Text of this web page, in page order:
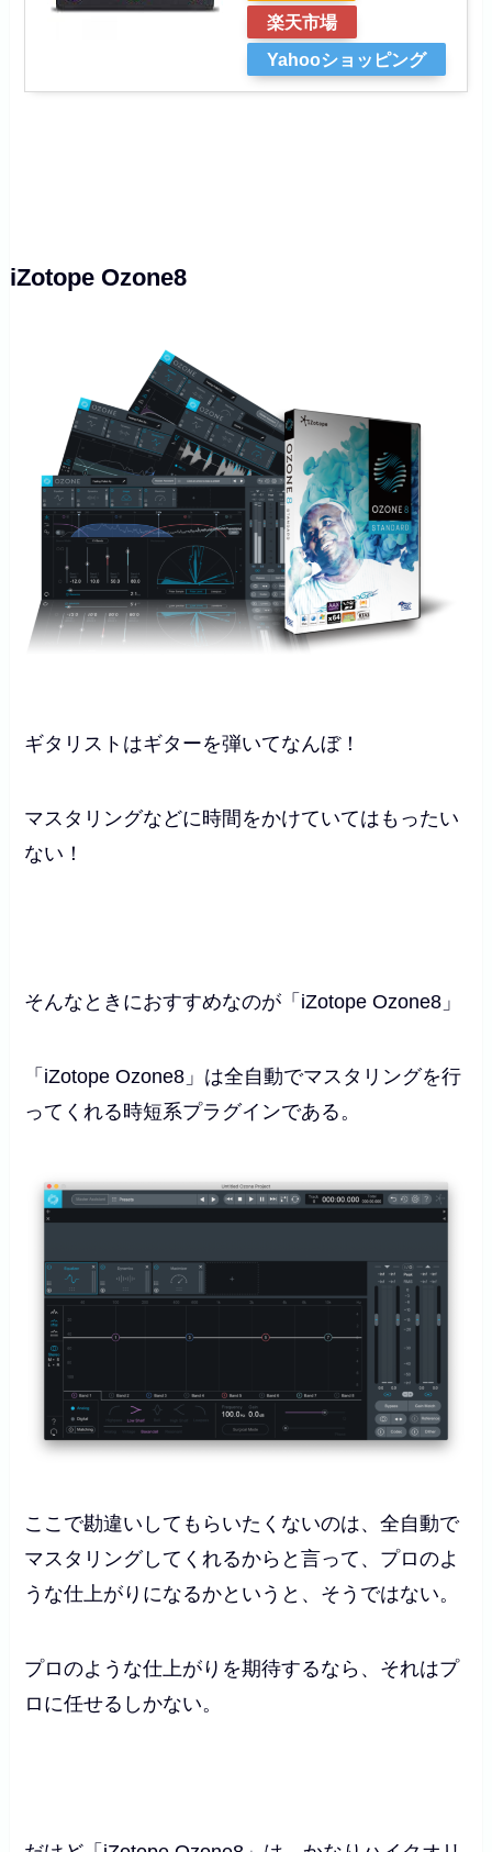
楽天市場
Yahooショッピング
iZotope Ozone8
ギタリストはギターを弾いてなんぼ！
マスタリングなどに時間をかけていてはもったい
ない！
そんなときにおすすめなのが「 iZotope Ozone8」
「 iZotope Ozone8」 は全自動でマスタリングを行
ってくれる時短系プラグインである。
ここで勘違いしてもらいたくないのは、全自動で
マスタリングしてくれるからと言って、プロのよ
うな仕上がりになるかというと、そうではない。
プロのような仕上がりを期待するなら、それはプ
ロに任せるしかない。